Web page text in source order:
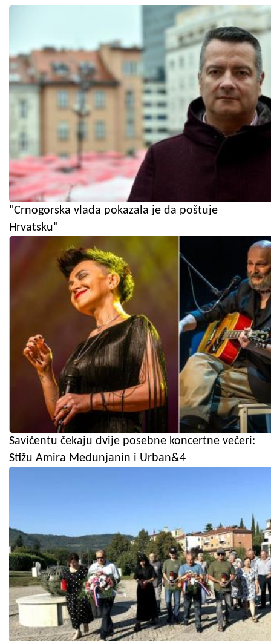
"Crnogorska vlada pokazala je da poštuje
Hrvatsku"
Savičentu čekaju dvije posebne koncertne večeri:
Stižu Amira Medunjanin i Urban&4